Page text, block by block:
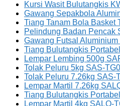
Kursi Wasit Bulutangkis
Gawang Sepakbola
Tiang Tanam Bola Basket
Pelindung Badan Pencak
Gawang Futsal
Tiang Bulutangkis
Lempar Lembing 500g
Tolak Peluru 5kg SAS-
Tolak Peluru 7.26kg SAS-
Lempar Martil 7.26kg
Tiang Bulutangkis
Lempar Martil 4kg SALQ-